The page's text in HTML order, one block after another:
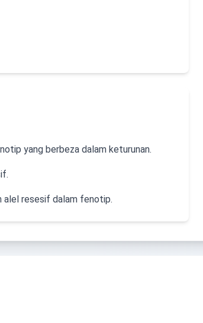
yang berbeza dalam keturunan.
alel resesif dalam fenotip.